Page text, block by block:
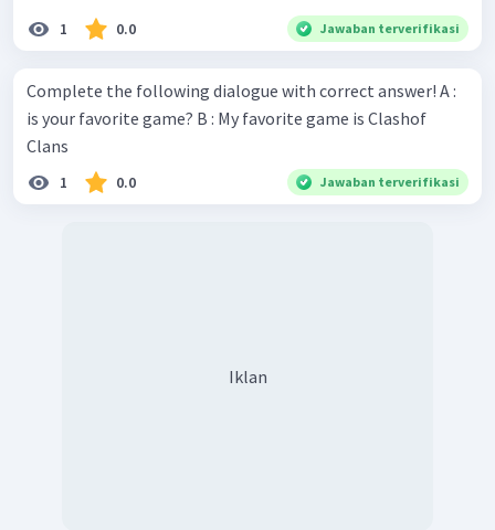
1 0.0 Jawaban terverifikasi
Complete the following dialogue with correct answer! A :
is your favorite game? B : My favorite game is Clashof
Clans
1 0.0 Jawaban terverifikasi
Iklan